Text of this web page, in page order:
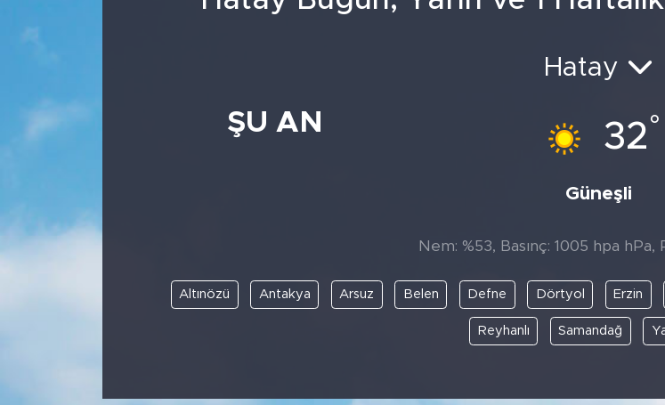
ŞU AN
Hatay
32°
Güneşli
Nem: %53, Basınç: 1005 hpa hPa,
Altınözü Antakya Arsuz Belen Defne Dörtyol Erzin
Reyhanlı Samandağ